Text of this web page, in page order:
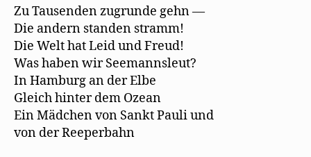
Zu Tausenden zugrunde gehn —
Die andern standen stramm!
Die Welt hat Leid und Freud!
Was haben wir Seemannsleut?
In Hamburg an der Elbe
Gleich hinter dem Ozean
Ein Mädchen von Sankt Pauli und
von der Reeperbahn